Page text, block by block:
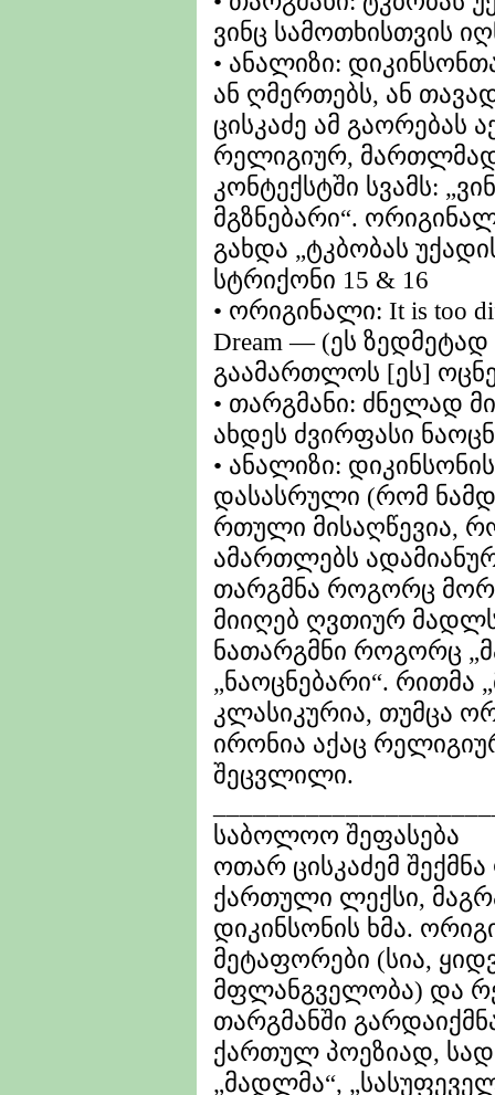
ვინც სამოთხისთვის
• ანალიზი:
ან ღმერთებს, ან
ცისკაძე ამ გაორებას
რელიგიურ,
კონტექსტში სვამს:
მგზნებარი“.
გახდა „ტკბობას
სტრიქონი 15 & 16
• ორიგინალი: It is too
Dream — (ეს
გაამართლოს [ეს]
• თარგმანი: ძნელად
ახდეს ძვირფასი
• ანალიზი:
დასასრული (რომ
რთული მისაღწევია,
ამართლებს
თარგმნა როგორც
მიიღებ ღვთიურ
ნათარგმნი როგორც
„ნაოცნებარი“. რითმა
კლასიკურია, თუმცა
ირონია აქაც
შეცვლილი.
საბოლოო შეფასება
ოთარ ცისკაძემ
ქართული ლექსი,
დიკინსონის ხმა.
მეტაფორები (სია,
მფლანგველობა) და
თარგმანში
ქართულ პოეზიად,
„მადლმა“,